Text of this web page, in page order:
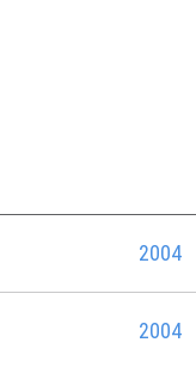
2004
2004